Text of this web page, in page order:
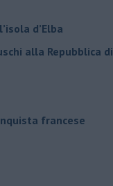
d’Elba
alla Repubblica
francese